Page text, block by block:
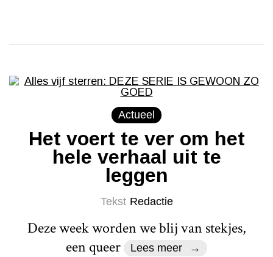
Actueel
Het voert te ver om het
hele verhaal uit te
leggen
Tekst Redactie
Deze week worden we blij van stekjes,
een queer
Lees meer